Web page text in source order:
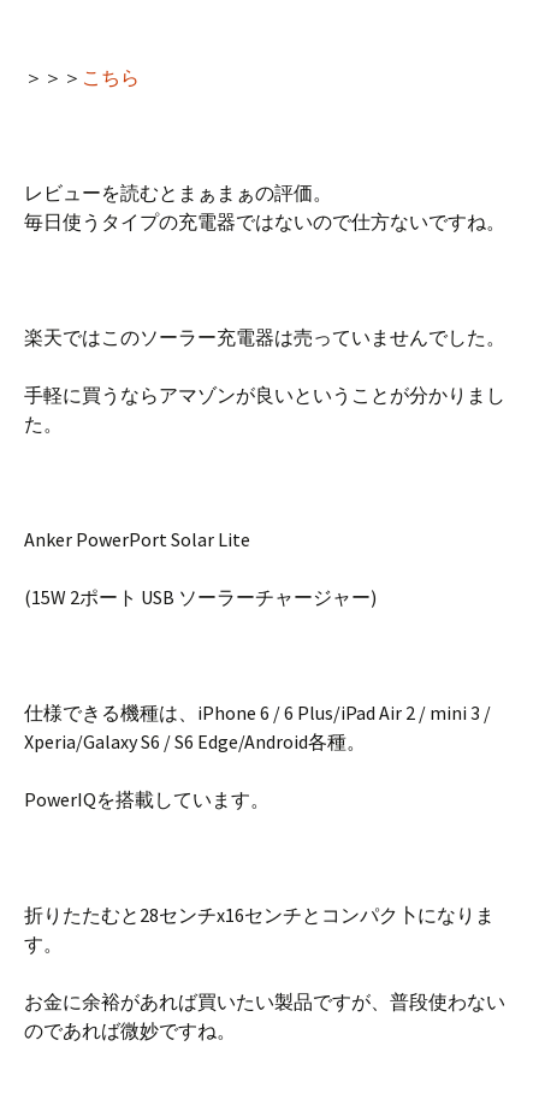
＞＞＞ こちら
レビューを読むとまぁまぁの評価。
毎日使うタイプの充電器ではないので仕方ないですね。
楽天ではこのソーラー充電器は売っていませんでした。
手軽に買うならアマゾンが良いということが分かりまし
た。
Anker PowerPort Solar Lite
(15W 2ポート USB ソーラーチャージャー)
仕様できる機種は、iPhone 6 / 6 Plus/iPad Air 2 / mini 3 /
Xperia/Galaxy S6 / S6 Edge/Android各種。
PowerIQを搭載しています。
折りたたむと28センチx16センチとコンパク卜になりま
す。
お金に余裕があれば買いたい製品ですが、普段使わない
のであれば微妙ですね。